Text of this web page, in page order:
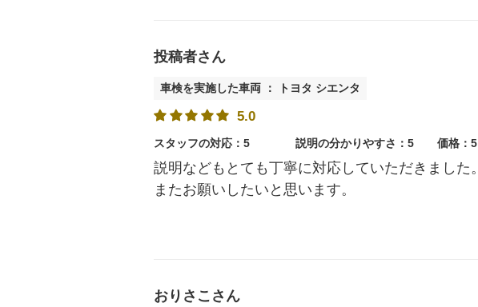
投稿者さん
車検を実施した車両 ： トヨタ シエンタ
5.0
スタッフの対応：5 説明の分かりやすさ：5 価格：5
説明などもとても丁寧に対応していただきました。
またお願いしたいと思います。
おりさこさん